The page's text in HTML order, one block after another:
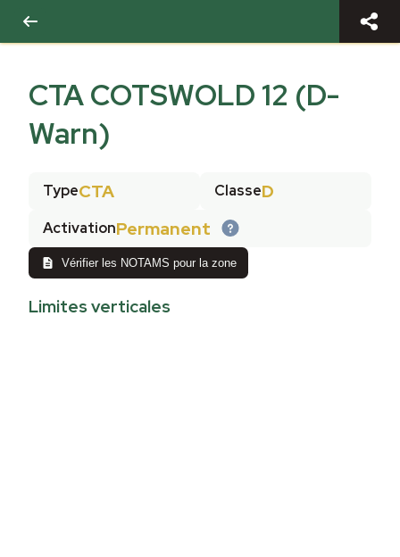
CTA COTSWOLD 12 (D-
Warn)
TypeCTA ClasseD
ActivationPermanent
Vérifier les NOTAMS pour la zone
Limites verticales